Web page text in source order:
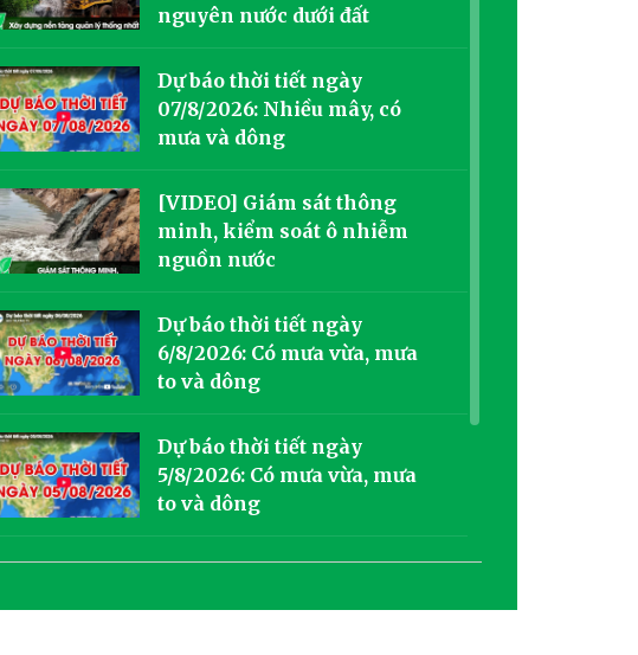
nguyên nước dưới đất
Dự báo thời tiết ngày
07/8/2026: Nhiều mây, có
mưa và dông
[VIDEO] Giám sát thông
minh, kiểm soát ô nhiễm
nguồn nước
Dự báo thời tiết ngày
6/8/2026: Có mưa vừa, mưa
to và dông
Dự báo thời tiết ngày
5/8/2026: Có mưa vừa, mưa
to và dông
[VIDEO] El Nino khuếch